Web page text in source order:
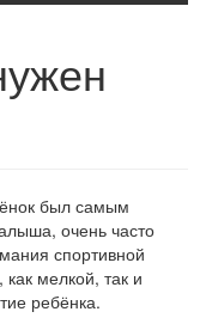
был самым
очень часто
спортивной
мелкой, так и
ребёнка.